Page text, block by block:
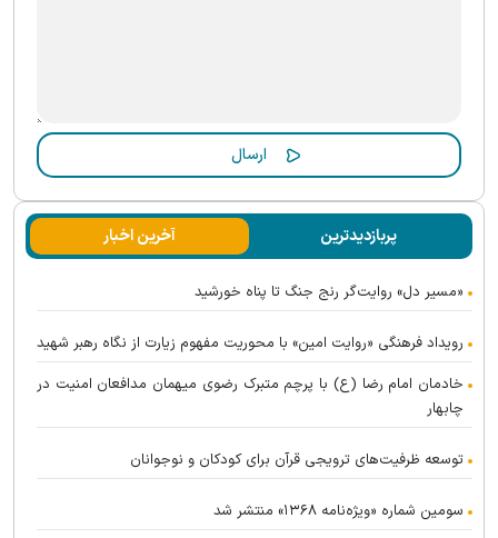
پربازدیدترین آخرین اخبار
«مسیر دل» روایت‌گر رنج جنگ تا پناه خورشید
رویداد فرهنگی «روایت امین» با محوریت مفهوم زیارت از نگاه رهبر شهید
خادمان امام رضا (ع) با پرچم متبرک رضوی میهمان مدافعان امنیت در
چابهار
توسعه ظرفیت‌های ترویجی قرآن برای کودکان و نوجوانان
سومین شماره «ویژه‌نامه ۱۳۶۸» منتشر شد